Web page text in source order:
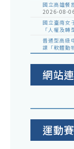
國立高雄餐
2026-08-
國立臺南女
「人權及
普通型高級
課「軟體動
網站
運動